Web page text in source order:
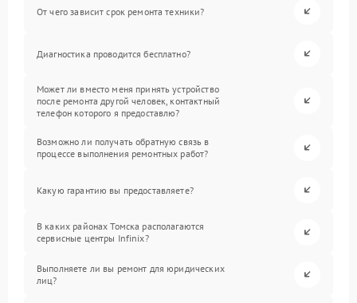
От чего зависит срок ремонта техники?
Диагностика проводится бесплатно?
Может ли вместо меня принять устройство
после ремонта другой человек, контактный
телефон которого я предоставлю?
Возможно ли получать обратную связь в
процессе выполнения ремонтных работ?
Какую гарантию вы предоставляете?
В каких районах Томска располагаются
сервисные центры Infinix?
Выполняете ли вы ремонт для юридических
лиц?